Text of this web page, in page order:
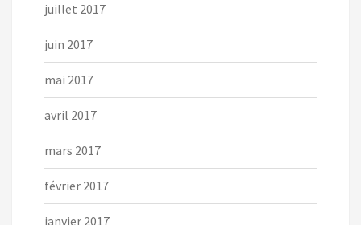
juillet 2017
juin 2017
mai 2017
avril 2017
mars 2017
février 2017
janvier 2017